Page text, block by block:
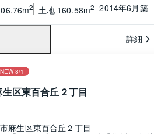
2 土地 160.58m2 2014年6月築
詳細
NEW 8/1
区東百合丘２丁目
麻生区東百合丘２丁目